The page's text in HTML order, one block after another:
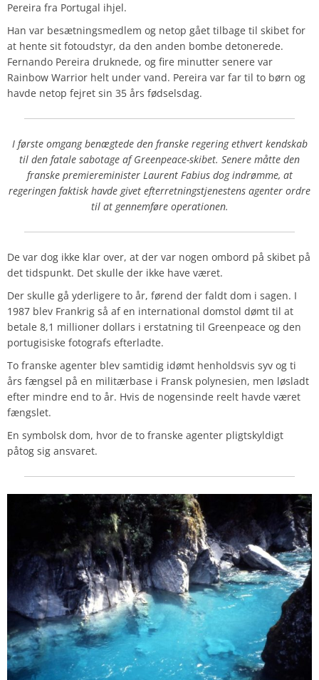
Pereira fra Portugal ihjel.
Han var besætningsmedlem og netop gået tilbage til skibet for
at hente sit fotoudstyr, da den anden bombe detonerede.
Fernando Pereira druknede, og fire minutter senere var
Rainbow Warrior helt under vand. Pereira var far til to børn og
havde netop fejret sin 35 års fødselsdag.
I første omgang benægtede den franske regering ethvert kendskab
til den fatale sabotage af Greenpeace-skibet. Senere måtte den
franske premiereminister Laurent Fabius dog indrømme, at
regeringen faktisk havde givet efterretningstjenestens agenter ordre
til at gennemføre operationen.
De var dog ikke klar over, at der var nogen ombord på skibet på
det tidspunkt. Det skulle der ikke have været.
Der skulle gå yderligere to år, førend der faldt dom i sagen. I
1987 blev Frankrig så af en international domstol dømt til at
betale 8,1 millioner dollars i erstatning til Greenpeace og den
portugisiske fotografs efterladte.
To franske agenter blev samtidig idømt henholdsvis syv og ti
års fængsel på en militærbase i Fransk polynesien, men løsladt
efter mindre end to år. Hvis de nogensinde reelt havde været
fængslet.
En symbolsk dom, hvor de to franske agenter pligtskyldigt
påtog sig ansvaret.